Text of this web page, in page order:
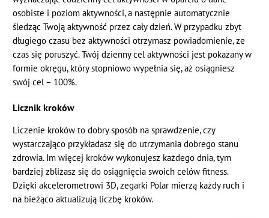
osobiste i poziom aktywności, a następnie automatycznie
śledząc Twoją aktywność przez cały dzień. W przypadku zbyt
długiego czasu bez aktywności otrzymasz powiadomienie, że
czas się poruszyć. Twój dzienny cel aktywności jest pokazany w
formie okręgu, który stopniowo wypełnia się, aż osiągniesz
swój cel – 100%.
Licznik kroków
Liczenie kroków to dobry sposób na sprawdzenie, czy
wystarczająco przykładasz się do utrzymania dobrego stanu
zdrowia. Im więcej kroków wykonujesz każdego dnia, tym
bardziej zbliżasz się do osiągnięcia swoich celów fitness.
Dzięki akcelerometrowi 3D, zegarki Polar mierzą każdy ruch i
na bieżąco aktualizują liczbę kroków.